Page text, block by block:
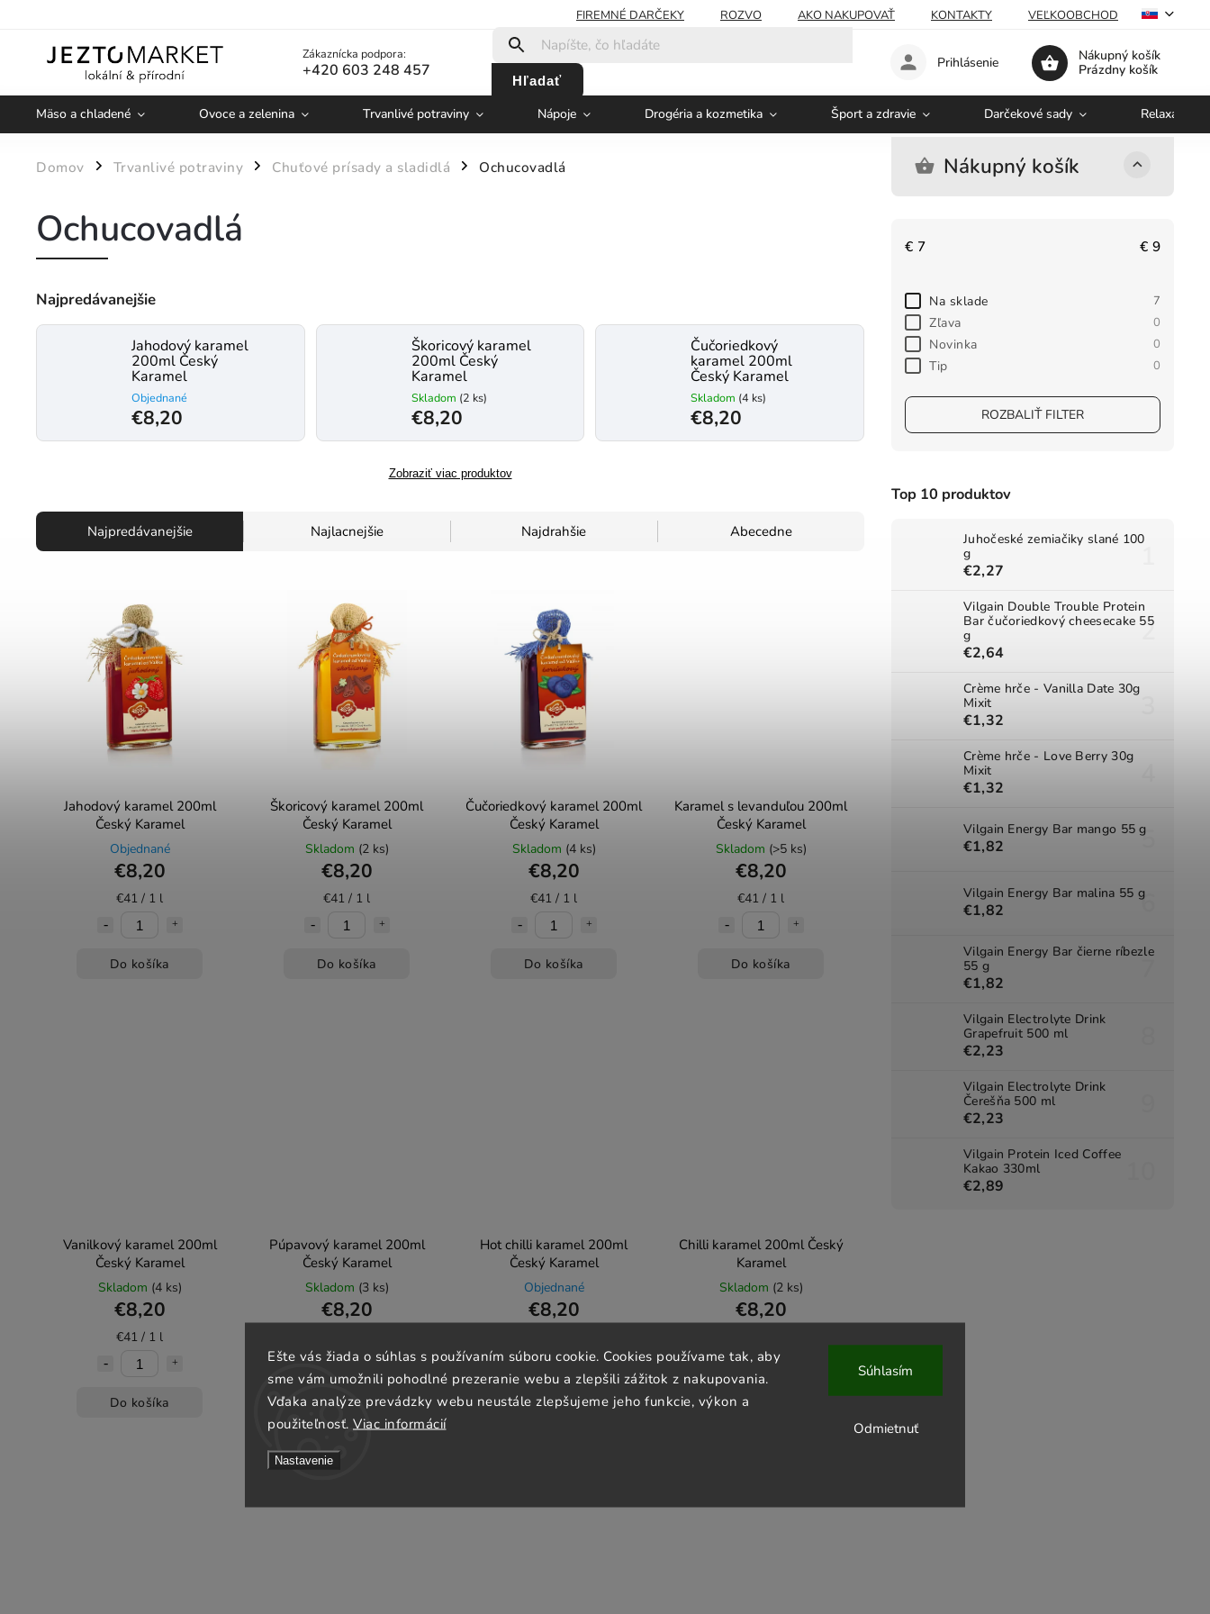
Ešte vás žiada o súhlas s používaním súboru cookie. Cookies používame tak, aby
sme vám umožnili pohodlné prezeranie webu a zlepšili zážitok z nakupovania.
Vďaka analýze prevádzky webu neustále zlepšujeme jeho funkcie, výkon a
použiteľnosť. Viac informácií
Nastavenie
Odmietnuť
Súhlasím
FIREMNÉ DARČEKY ROZVO AKO NAKUPOVAŤ KONTAKTY VEĽKOOBCHOD
Zákaznícka podpora:
+420 603 248 457
Hľadať
Nákupný košík
Prázdny košík
Prihlásenie
Mäso a chladené Ovoce a zelenina Trvanlivé potraviny Nápoje Drogéria a kozmetika Šport a zdravie Darčekové sady Relaxácia a
Domov / Trvanlivé potraviny / Chuťové prísady a sladidlá / Ochucovadlá Nákupný košík
€ 7 € 9
Na sklade 7
Zľava 0
Novinka 0
Tip 0
ROZBALIŤ FILTER
Top 10 produktov
Juhočeské zemiačiky slané 100
g
€2,27
Vilgain Double Trouble Protein
Bar čučoriedkový cheesecake 55
g
€2,64
Crème hrče - Vanilla Date 30g
Mixit
€1,32
Crème hrče - Love Berry 30g
Mixit
€1,32
Vilgain Energy Bar mango 55 g
€1,82
Vilgain Energy Bar malina 55 g
€1,82
Vilgain Energy Bar čierne ríbezle
55 g
€1,82
Vilgain Electrolyte Drink
Grapefruit 500 ml
€2,23
Vilgain Electrolyte Drink
Čerešňa 500 ml
€2,23
Vilgain Protein Iced Coffee
Kakao 330ml
€2,89
Ochucovadlá
Najpredávanejšie
Jahodový karamel
200ml Český
Karamel
Objednané
€8,20
Škoricový karamel
200ml Český
Karamel
Skladom (2 ks)
€8,20
Čučoriedkový
karamel 200ml
Český Karamel
Skladom (4 ks)
€8,20
Zobraziť viac produktov
Najpredávanejšie Najlacnejšie Najdrahšie Abecedne
Jahodový karamel 200ml
Český Karamel
Objednané
€8,20
€41 / 1 l
Do košíka
Škoricový karamel 200ml
Český Karamel
Skladom (2 ks)
€8,20
€41 / 1 l
Do košíka
Čučoriedkový karamel 200ml
Český Karamel
Skladom (4 ks)
€8,20
€41 / 1 l
Do košíka
Karamel s levanduľou 200ml
Český Karamel
Skladom (>5 ks)
€8,20
€41 / 1 l
Do košíka
Vanilkový karamel 200ml
Český Karamel
Skladom (4 ks)
€8,20
€41 / 1 l
Do košíka
Púpavový karamel 200ml
Český Karamel
Skladom (3 ks)
€8,20
Do košíka
Hot chilli karamel 200ml
Český Karamel
Objednané
€8,20
Do košíka
Chilli karamel 200ml Český
Karamel
Skladom (2 ks)
€8,20
Do košíka